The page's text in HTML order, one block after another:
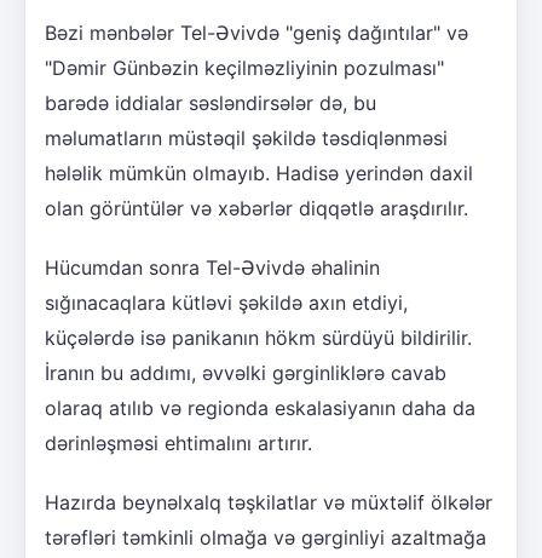
Bəzi mənbələr Tel-Əvivdə "geniş dağıntılar" və
"Dəmir Günbəzin keçilməzliyinin pozulması"
barədə iddialar səsləndirsələr də, bu
məlumatların müstəqil şəkildə təsdiqlənməsi
hələlik mümkün olmayıb. Hadisə yerindən daxil
olan görüntülər və xəbərlər diqqətlə araşdırılır.
Hücumdan sonra Tel-Əvivdə əhalinin
sığınacaqlara kütləvi şəkildə axın etdiyi,
küçələrdə isə panikanın hökm sürdüyü bildirilir.
İranın bu addımı, əvvəlki gərginliklərə cavab
olaraq atılıb və regionda eskalasiyanın daha da
dərinləşməsi ehtimalını artırır.
Hazırda beynəlxalq təşkilatlar və müxtəlif ölkələr
tərəfləri təmkinli olmağa və gərginliyi azaltmağa